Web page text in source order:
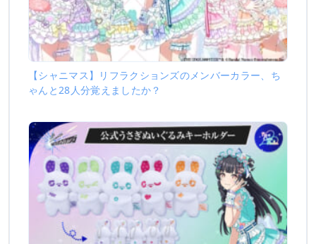
【シャニマス】リフラクションズのメンバーカラー、ち
ゃんと28人分覚えましたか？